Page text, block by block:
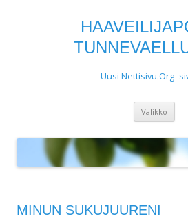
Uusi Nettisivu.Org -
Valikko
MINUN SUKUJUURENI